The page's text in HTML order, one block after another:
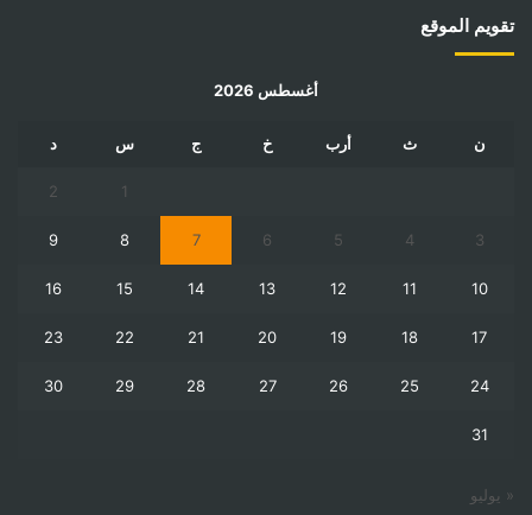
تقويم الموقع
أغسطس 2026
ن ث أرب خ ج س د
1
2
3
4
5
6
7
8
9
10
11
12
13
14
15
16
17
18
19
20
21
22
23
24
25
26
27
28
29
30
31
« يوليو